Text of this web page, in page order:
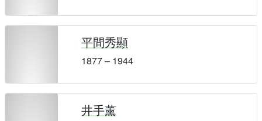
平間秀顯
1877 – 1944
井手薰